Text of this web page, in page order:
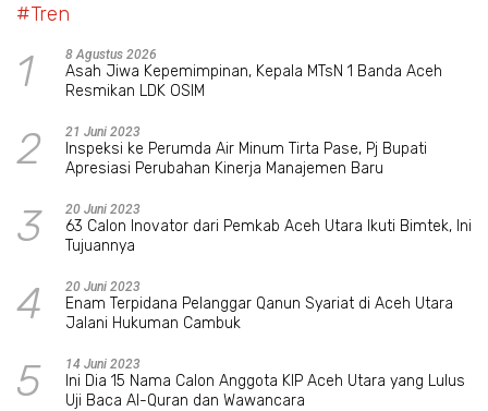
#Tren
1 8 Agustus 2026
Asah Jiwa Kepemimpinan, Kepala MTsN 1 Banda Aceh
Resmikan LDK OSIM
2 21 Juni 2023
Inspeksi ke Perumda Air Minum Tirta Pase, Pj Bupati
Apresiasi Perubahan Kinerja Manajemen Baru
3 20 Juni 2023
63 Calon Inovator dari Pemkab Aceh Utara Ikuti Bimtek, Ini
Tujuannya
4 20 Juni 2023
Enam Terpidana Pelanggar Qanun Syariat di Aceh Utara
Jalani Hukuman Cambuk
5 14 Juni 2023
Ini Dia 15 Nama Calon Anggota KIP Aceh Utara yang Lulus
Uji Baca Al-Quran dan Wawancara